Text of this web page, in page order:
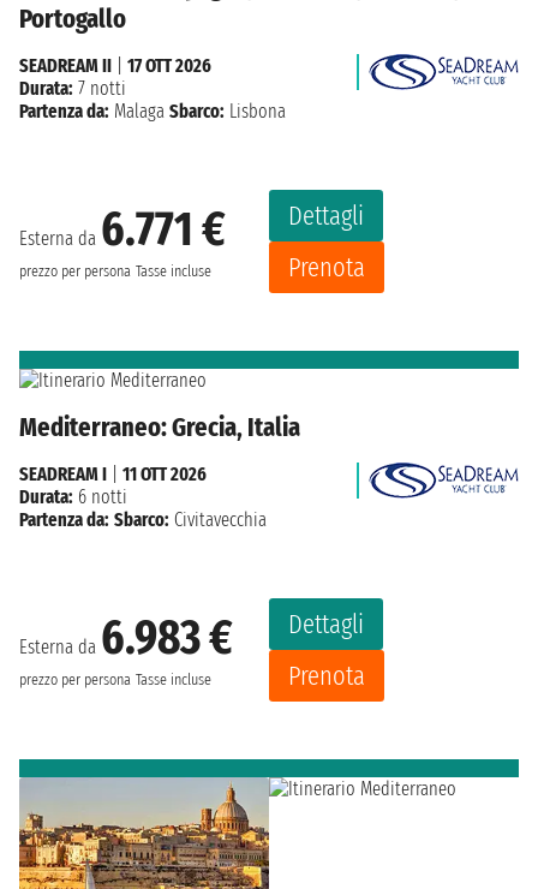
Portogallo
Esterna da 6.771 €
prezzo per persona Tasse incluse
Dettagli
Prenota
SEADREAM II
17 OTT 2026
Durata: 7 notti
Partenza da: Malaga Sbarco: Lisbona
Mediterraneo: Grecia, Italia
Esterna da 6.983 €
prezzo per persona Tasse incluse
Dettagli
Prenota
SEADREAM I
11 OTT 2026
Durata: 6 notti
Partenza da: Sbarco: Civitavecchia